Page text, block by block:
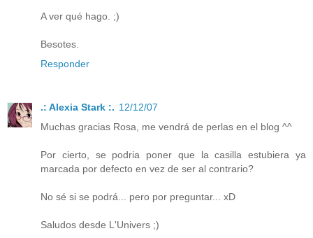
A ver qué hago. ;)
Besotes.
Responder
.: Alexia Stark :. 12/12/07
Muchas gracias Rosa, me vendrá de perlas en el blog ^^
Por cierto, se podria poner que la casilla estubiera ya
marcada por defecto en vez de ser al contrario?
No sé si se podrá... pero por preguntar... xD
Saludos desde L'Univers ;)